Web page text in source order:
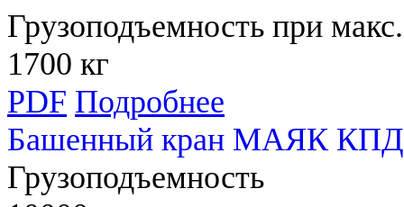
Грузоподъемность при
1700 кг
PDF Подробнее
Башенный кран МАЯК КПД
Грузоподъемность